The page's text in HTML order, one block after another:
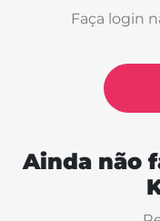
Faça login
Ainda não